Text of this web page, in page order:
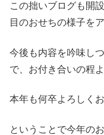
この拙いブログも開
目のおせちの様子を
今後も内容を吟味し
で、お付き合いの程
本年も何卒よろしく
ということで今年の